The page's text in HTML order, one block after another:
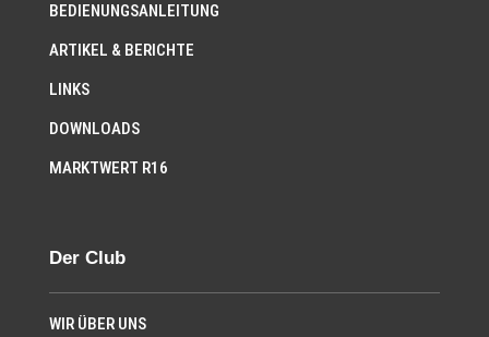
BEDIENUNGSANLEITUNG
ARTIKEL & BERICHTE
LINKS
DOWNLOADS
MARKTWERT R16
Der Club
WIR ÜBER UNS